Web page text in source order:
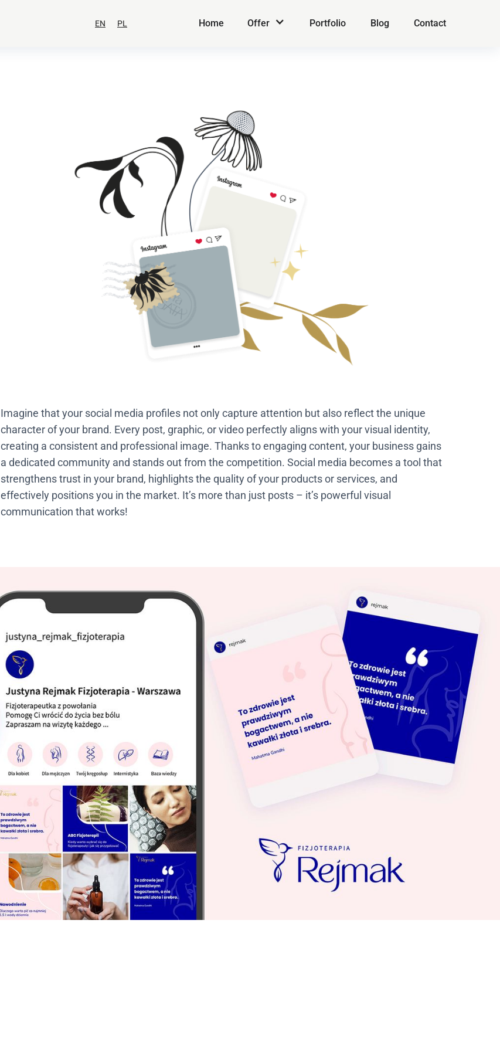
EN PL Home Offer Portfolio Blog Contact
Imagine that your social media profiles not only capture attention but also reflect the unique
character of your brand. Every post, graphic, or video perfectly aligns with your visual identity,
creating a consistent and professional image. Thanks to engaging content, your business gains
a dedicated community and stands out from the competition. Social media becomes a tool that
strengthens trust in your brand, highlights the quality of your products or services, and
effectively positions you in the market. It’s more than just posts – it’s powerful visual
communication that works!